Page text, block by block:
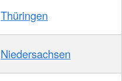
Thüringen
Niedersachsen